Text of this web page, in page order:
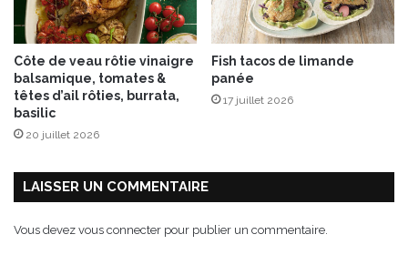
t
d
e
p
a
m
Côte de veau rôtie vinaigre
balsamique, tomates &
têtes d’ail rôties, burrata,
basilic
20 juillet 2026
Fish tacos de limande
panée
17 juillet 2026
LAISSER UN COMMENTAIRE
Vous devez vous connecter pour publier un commentaire.